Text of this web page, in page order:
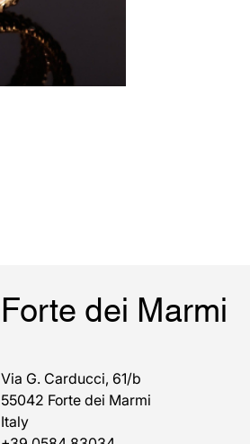
Forte dei Marmi
Via G. Carducci, 61/b
55042 Forte dei Marmi
Italy